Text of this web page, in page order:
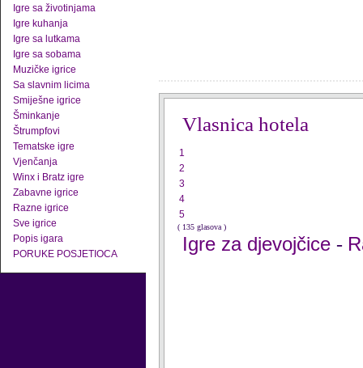
Igre sa životinjama
Igre kuhanja
Igre sa lutkama
Igre sa sobama
Muzičke igrice
Sa slavnim licima
Smiješne igrice
Šminkanje
Štrumpfovi
Tematske igre
Vjenčanja
Winx i Bratz igre
Zabavne igrice
Razne igrice
Sve igrice
Popis igara
PORUKE POSJETIOCA
Vlasnica hotela
1
2
3
4
5
( 135 glasova )
Igre za djevojčice -